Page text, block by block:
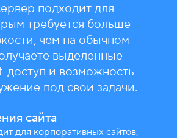
подходит для
требуется больше
чем на обычном
выделенные
и возможность
под свои задачи.
сайта
для корпоративных сайтов,